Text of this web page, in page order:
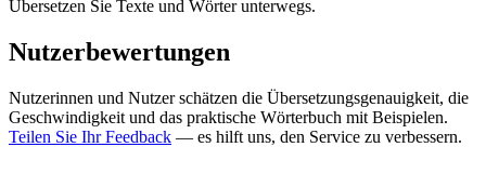
Übersetzen Sie Texte und Wörter unterwegs.
Nutzerbewertungen
Nutzerinnen und Nutzer schätzen die Übersetzungsgenauigkeit, die
Geschwindigkeit und das praktische Wörterbuch mit Beispielen.
Teilen Sie Ihr Feedback — es hilft uns, den Service zu verbessern.